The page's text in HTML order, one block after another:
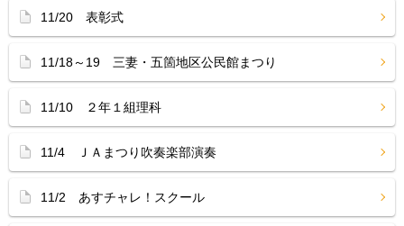
11/20 表彰式
11/18～19 三妻・五箇地区公民館まつり
11/10 ２年１組理科
11/4 ＪＡまつり吹奏楽部演奏
11/2 あすチャレ！スクール